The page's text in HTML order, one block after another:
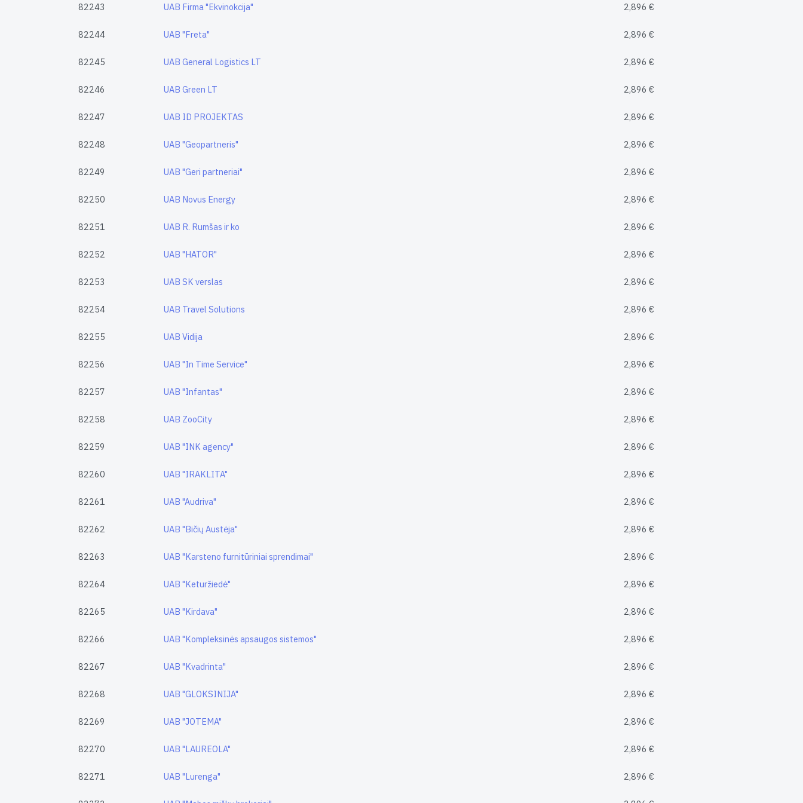
82243 UAB Firma "Ekvinokcija" 2,896 €
82244 UAB "Freta" 2,896 €
82245 UAB General Logistics LT 2,896 €
82246 UAB Green LT 2,896 €
82247 UAB ID PROJEKTAS 2,896 €
82248 UAB "Geopartneris" 2,896 €
82249 UAB "Geri partneriai" 2,896 €
82250 UAB Novus Energy 2,896 €
82251 UAB R. Rumšas ir ko 2,896 €
82252 UAB "HATOR" 2,896 €
82253 UAB SK verslas 2,896 €
82254 UAB Travel Solutions 2,896 €
82255 UAB Vidija 2,896 €
82256 UAB "In Time Service" 2,896 €
82257 UAB "Infantas" 2,896 €
82258 UAB ZooCity 2,896 €
82259 UAB "INK agency" 2,896 €
82260 UAB "IRAKLITA" 2,896 €
82261 UAB "Audriva" 2,896 €
82262 UAB "Bičių Austėja" 2,896 €
82263 UAB "Karsteno furnitūriniai sprendimai" 2,896 €
82264 UAB "Keturžiedė" 2,896 €
82265 UAB "Kirdava" 2,896 €
82266 UAB "Kompleksinės apsaugos sistemos" 2,896 €
82267 UAB "Kvadrinta" 2,896 €
82268 UAB "GLOKSINIJA" 2,896 €
82269 UAB "JOTEMA" 2,896 €
82270 UAB "LAUREOLA" 2,896 €
82271 UAB "Lurenga" 2,896 €